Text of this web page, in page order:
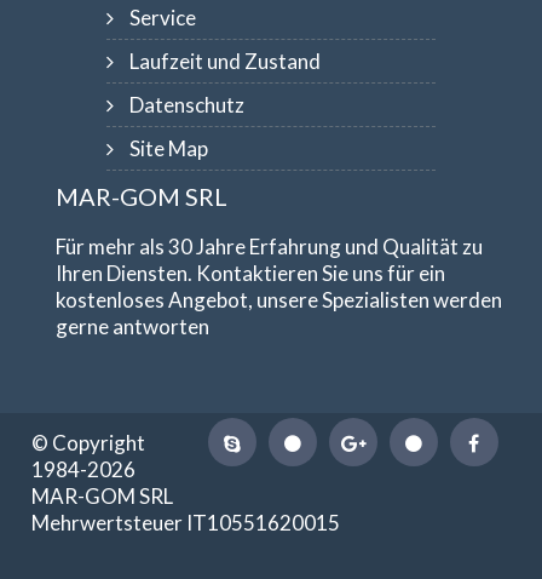
Service
Laufzeit und Zustand
Datenschutz
Site Map
MAR-GOM SRL
Für mehr als 30 Jahre Erfahrung und Qualität zu
Ihren Diensten. Kontaktieren Sie uns für ein
kostenloses Angebot, unsere Spezialisten werden
gerne antworten
© Copyright
1984-2026
MAR-GOM SRL
Mehrwertsteuer IT10551620015